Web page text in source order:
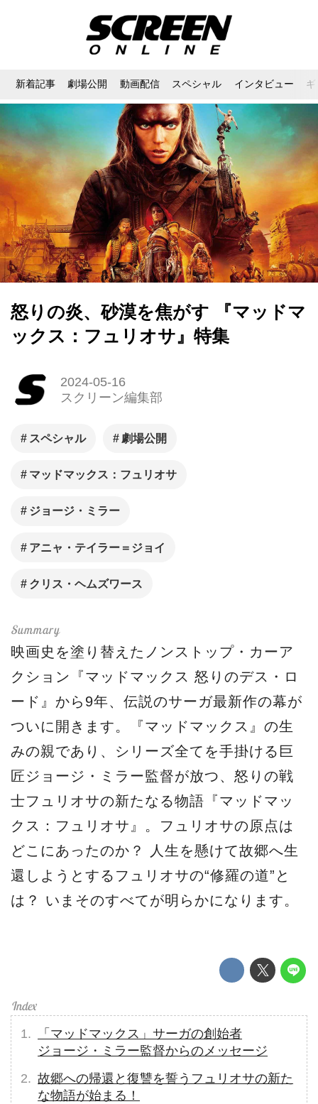
新着記事 劇場公開 動画配信 スペシャル インタビュー
怒りの炎、砂漠を焦がす 『マッドマ
ックス：フュリオサ』特集
2024-05-16
スクリーン編集部
スペシャル 劇場公開
マッドマックス：フュリオサ
ジョージ・ミラー
アニャ・テイラー＝ジョイ
クリス・ヘムズワース
映画史を塗り替えたノンストップ・カーア
クション『マッドマックス 怒りのデス・ロ
ード 』から9年、伝説のサーガ最新作の幕が
ついに開きます。『マッドマックス』の生
みの親であり、シリーズ全てを手掛ける巨
匠ジョージ・ミラー監督が放つ、怒りの戦
士フュリオサの新たなる物語『マッドマッ
クス：フュリオサ 』。フュリオサの原点は
どこにあったのか？ 人生を懸けて故郷へ生
還しようとするフュリオサの“修羅の道”と
は？ いまそのすべてが明らかになります。
「マッドマックス」サーガの創始者
ジョージ・ミラー監督からのメッセージ
故郷への帰還と復讐を誓うフュリオサの新た
な物語が始まる！